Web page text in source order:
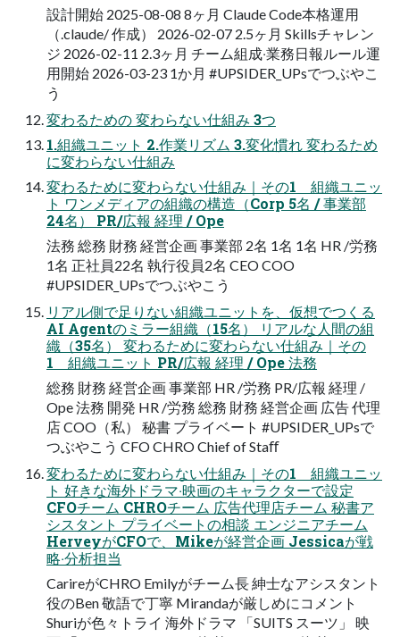
設計開始 2025-08-08 8ヶ⽉ Claude Code本格運⽤
（.claude/ 作成） 2026-02-07 2.5ヶ⽉ Skillsチャレン
ジ 2026-02-11 2.3ヶ⽉ チーム組成‧業務⽇報ルール運
⽤開始 2026-03-23 1か⽉ #UPSIDER_UPsでつぶやこ
う
変わるための 変わらない仕組み 3つ
1.組織ユニット 2.作業リズム 3.変化慣れ 変わるため
に変わらない仕組み
変わるために変わらない仕組み｜その1 組織ユニッ
ト ワンメディアの組織の構造（Corp 5名 / 事業部
24名） PR/広報 経理 / Ope
法務 総務 財務 経営企画 事業部 2名 1名 1名 HR /労務
1名 正社員22名 執⾏役員2名 CEO COO
#UPSIDER_UPsでつぶやこう
リアル側で⾜りない組織ユニットを、仮想でつくる
AI Agentのミラー組織（15名） リアルな⼈間の組
織（35名） 変わるために変わらない仕組み｜その
1 組織ユニット PR/広報 経理 / Ope 法務
総務 財務 経営企画 事業部 HR /労務 PR/広報 経理 /
Ope 法務 開発 HR /労務 総務 財務 経営企画 広告 代理
店 COO（私） 秘書 プライベート #UPSIDER_UPsで
つぶやこう CFO CHRO Chief of Staﬀ
変わるために変わらない仕組み｜その1 組織ユニッ
ト 好きな海外ドラマ‧映画のキャラクターで設定
CFOチーム CHROチーム 広告代理店チーム 秘書ア
シスタント プライベートの相談 エンジニアチーム
HerveyがCFOで、Mikeが経営企画 Jessicaが戦
略‧分析担当
CarireがCHRO Emilyがチーム⻑ 紳⼠なアシスタント
役のBen 敬語で丁寧 Mirandaが厳しめにコメント
Shuriが⾊々トライ 海外ドラマ 「SUITS スーツ」 映